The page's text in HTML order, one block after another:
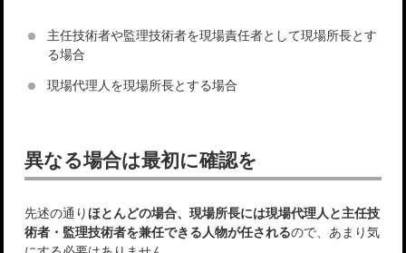
主任技術者や監理技術者を現場責任者として現場所長とす
る場合
現場代理人を現場所長とする場合
異なる場合は最初に確認を
先述の通りほとんどの場合、現場所長には現場代理人と主任技
術者・監理技術者を兼任できる人物が任されるので、あまり気